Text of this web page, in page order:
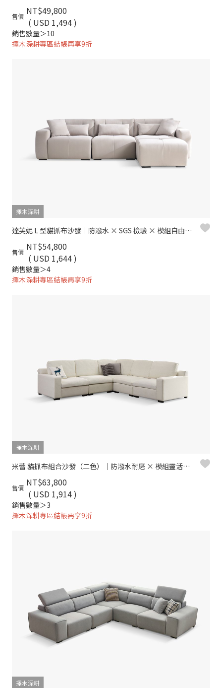
售價 NT$49,800
( USD 1,494 )
銷售數量＞10
擇木深耕專區結帳再享9折
擇木深耕
達芙妮 L 型貓抓布沙發｜防潑水 × SGS 檢驗 × 模組自由組合
售價 NT$54,800
( USD 1,644 )
銷售數量＞4
擇木深耕專區結帳再享9折
擇木深耕
米蕾 貓抓布組合沙發（二色）｜防潑水耐磨 × 模組靈活拼接– 擇木深耕
售價 NT$63,800
( USD 1,914 )
銷售數量＞3
擇木深耕專區結帳再享9折
擇木深耕